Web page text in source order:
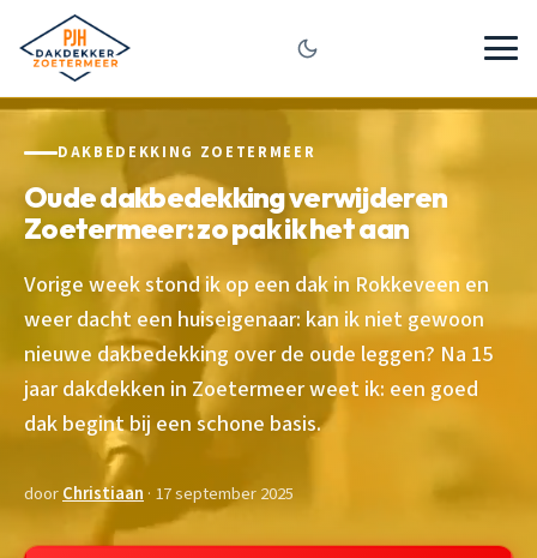
DAKBEDEKKING ZOETERMEER
Oude dakbedekking verwijderen
Zoetermeer: zo pak ik het aan
Vorige week stond ik op een dak in Rokkeveen en
weer dacht een huiseigenaar: kan ik niet gewoon
nieuwe dakbedekking over de oude leggen? Na 15
jaar dakdekken in Zoetermeer weet ik: een goed
dak begint bij een schone basis.
doorChristiaan · 17 september 2025